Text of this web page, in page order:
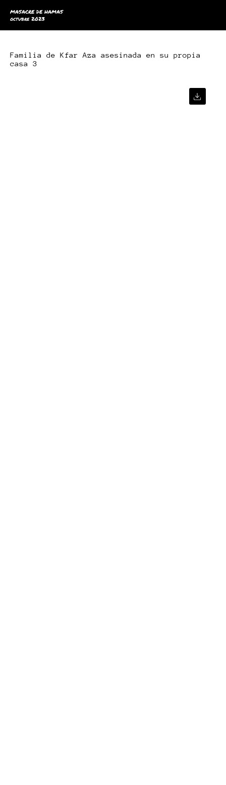
MASACRE DE HAMAS
octubre 2023
Familia de Kfar Aza asesinada en su propia
casa 3